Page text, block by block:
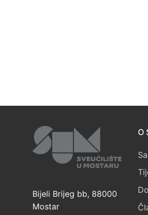
Bijeli Brijeg bb, 88000
Mostar
O